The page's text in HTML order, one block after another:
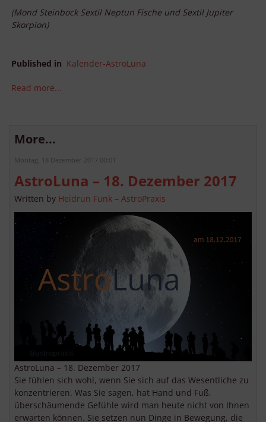
(Mond Steinbock Sextil Neptun Fische und Sextil Jupiter
Skorpion)
Published in Kalender-AstroLuna
Read more...
More...
Montag, 18 Dezember 2017 00:01
AstroLuna – 18. Dezember 2017
Written by Heidrun Funk – AstroPraxis
AstroLuna – 18. Dezember 2017
Sie fühlen sich wohl, wenn Sie sich auf das Wesentliche zu
konzentrieren. Was Sie sagen, hat Hand und Fuß,
überschäumende Gefühle wird man heute nicht von Ihnen
erwarten können. Sie setzen nun Dinge in Bewegung, die